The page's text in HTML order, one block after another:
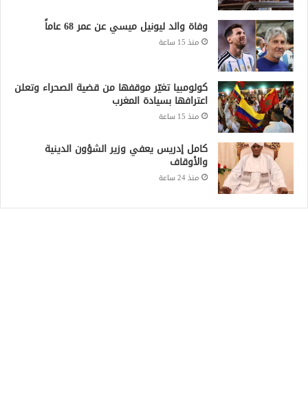
وفاة والد ليونيل ميسي عن عمر 68 عاماً
منذ 15 ساعة
كولومبيا تغيّر موقفها من قضية الصحراء وتعلن
اعترافها بسيادة المغرب
منذ 15 ساعة
كامل إدريس يعفي وزير الشؤون الدينية
والأوقاف
منذ 24 ساعة